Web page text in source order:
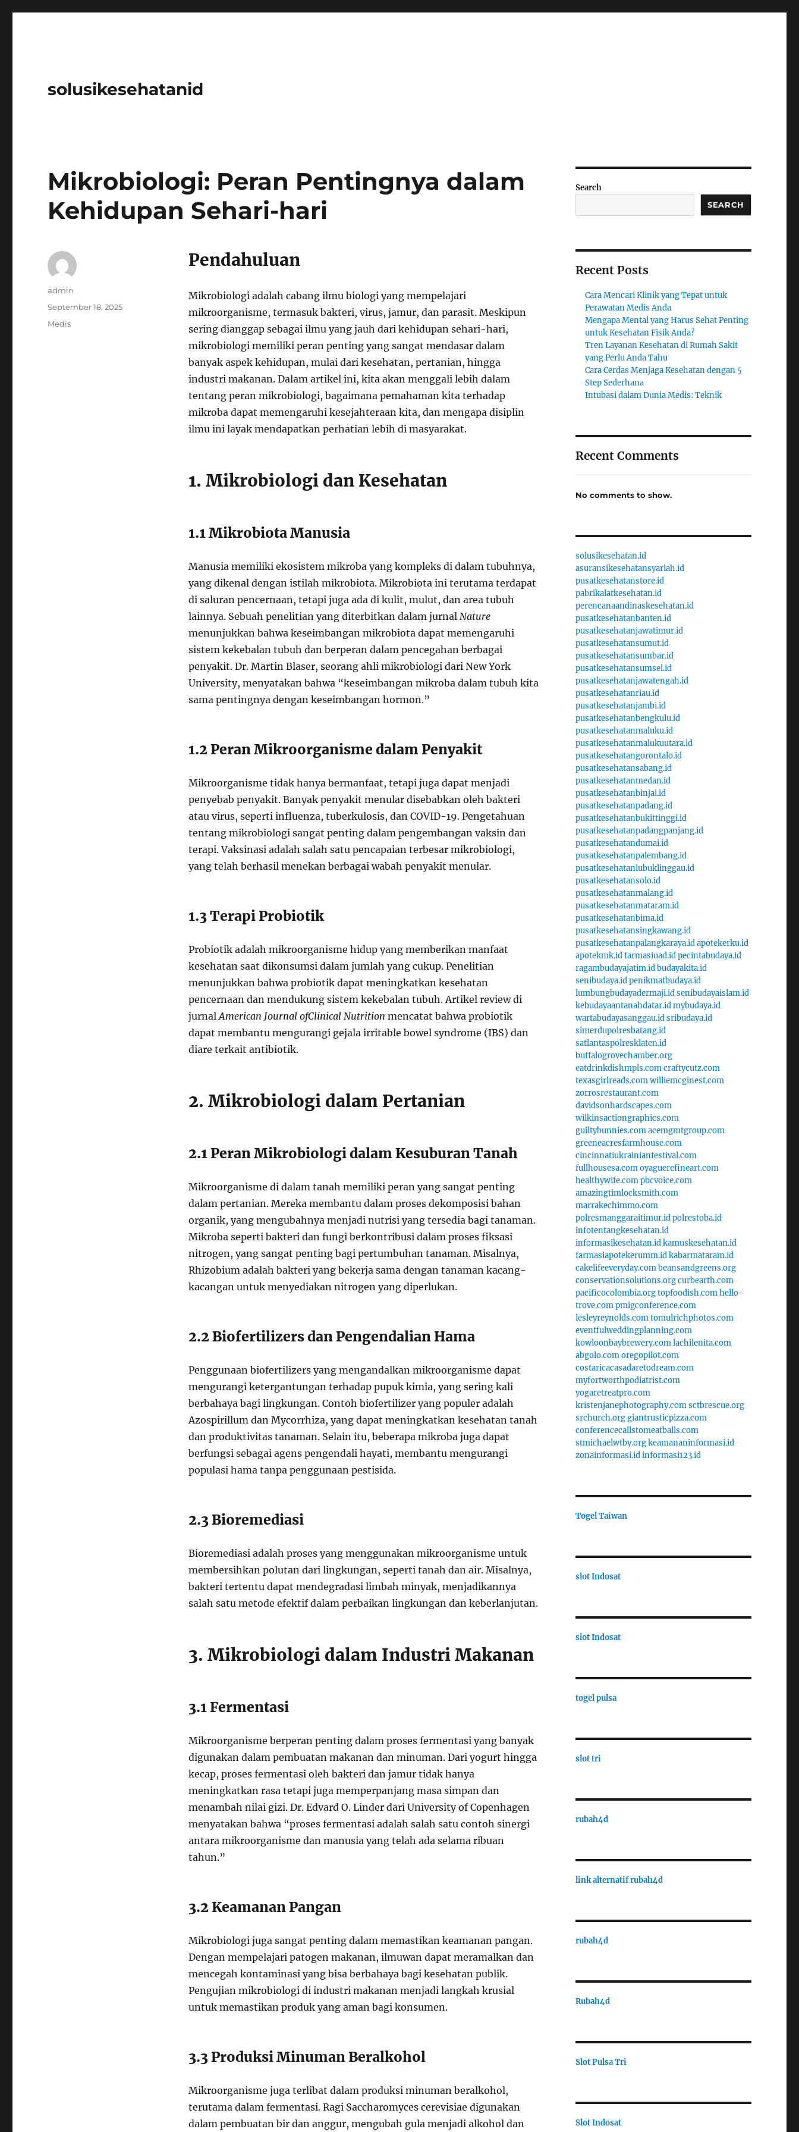
solusikesehatanid
Mikrobiologi: Peran Pentingnya dalam
Kehidupan Sehari-hari
Pendahuluan
Mikrobiologi adalah cabang ilmu biologi yang mempelajari
mikroorganisme, termasuk bakteri, virus, jamur, dan parasit. Meskipun
sering dianggap sebagai ilmu yang jauh dari kehidupan sehari-hari,
mikrobiologi memiliki peran penting yang sangat mendasar dalam
banyak aspek kehidupan, mulai dari kesehatan, pertanian, hingga
industri makanan. Dalam artikel ini, kita akan menggali lebih dalam
tentang peran mikrobiologi, bagaimana pemahaman kita terhadap
mikroba dapat memengaruhi kesejahteraan kita, dan mengapa disiplin
ilmu ini layak mendapatkan perhatian lebih di masyarakat.
1. Mikrobiologi dan Kesehatan
1.1 Mikrobiota Manusia
Manusia memiliki ekosistem mikroba yang kompleks di dalam tubuhnya,
yang dikenal dengan istilah mikrobiota. Mikrobiota ini terutama terdapat
di saluran pencernaan, tetapi juga ada di kulit, mulut, dan area tubuh
lainnya. Sebuah penelitian yang diterbitkan dalam jurnal Nature
menunjukkan bahwa keseimbangan mikrobiota dapat memengaruhi
sistem kekebalan tubuh dan berperan dalam pencegahan berbagai
penyakit. Dr. Martin Blaser, seorang ahli mikrobiologi dari New York
University, menyatakan bahwa “keseimbangan mikroba dalam tubuh kita
sama pentingnya dengan keseimbangan hormon.”
1.2 Peran Mikroorganisme dalam Penyakit
Mikroorganisme tidak hanya bermanfaat, tetapi juga dapat menjadi
penyebab penyakit. Banyak penyakit menular disebabkan oleh bakteri
atau virus, seperti influenza, tuberkulosis, dan COVID-19. Pengetahuan
tentang mikrobiologi sangat penting dalam pengembangan vaksin dan
terapi. Vaksinasi adalah salah satu pencapaian terbesar mikrobiologi,
yang telah berhasil menekan berbagai wabah penyakit menular.
1.3 Terapi Probiotik
Probiotik adalah mikroorganisme hidup yang memberikan manfaat
kesehatan saat dikonsumsi dalam jumlah yang cukup. Penelitian
menunjukkan bahwa probiotik dapat meningkatkan kesehatan
pencernaan dan mendukung sistem kekebalan tubuh. Artikel review di
jurnalAmerican Journal ofClinical Nutrition mencatat bahwa probiotik
dapat membantu mengurangi gejala irritable bowel syndrome (IBS) dan
diare terkait antibiotik.
2. Mikrobiologi dalam Pertanian
2.1 Peran Mikrobiologi dalam Kesuburan Tanah
Mikroorganisme di dalam tanah memiliki peran yang sangat penting
dalam pertanian. Mereka membantu dalam proses dekomposisi bahan
organik, yang mengubahnya menjadi nutrisi yang tersedia bagi tanaman.
Mikroba seperti bakteri dan fungi berkontribusi dalam proses fiksasi
nitrogen, yang sangat penting bagi pertumbuhan tanaman. Misalnya,
Rhizobium adalah bakteri yang bekerja sama dengan tanaman kacang-
kacangan untuk menyediakan nitrogen yang diperlukan.
2.2 Biofertilizers dan Pengendalian Hama
Penggunaan biofertilizers yang mengandalkan mikroorganisme dapat
mengurangi ketergantungan terhadap pupuk kimia, yang sering kali
berbahaya bagi lingkungan. Contoh biofertilizer yang populer adalah
Azospirillum dan Mycorrhiza, yang dapat meningkatkan kesehatan tanah
dan produktivitas tanaman. Selain itu, beberapa mikroba juga dapat
berfungsi sebagai agens pengendali hayati, membantu mengurangi
populasi hama tanpa penggunaan pestisida.
2.3 Bioremediasi
Bioremediasi adalah proses yang menggunakan mikroorganisme untuk
membersihkan polutan dari lingkungan, seperti tanah dan air. Misalnya,
bakteri tertentu dapat mendegradasi limbah minyak, menjadikannya
salah satu metode efektif dalam perbaikan lingkungan dan keberlanjutan.
3. Mikrobiologi dalam Industri Makanan
3.1 Fermentasi
Mikroorganisme berperan penting dalam proses fermentasi yang banyak
digunakan dalam pembuatan makanan dan minuman. Dari yogurt hingga
kecap, proses fermentasi oleh bakteri dan jamur tidak hanya
meningkatkan rasa tetapi juga memperpanjang masa simpan dan
menambah nilai gizi. Dr. Edvard O. Linder dari University of Copenhagen
menyatakan bahwa “proses fermentasi adalah salah satu contoh sinergi
antara mikroorganisme dan manusia yang telah ada selama ribuan
tahun.”
3.2 Keamanan Pangan
Mikrobiologi juga sangat penting dalam memastikan keamanan pangan.
Dengan mempelajari patogen makanan, ilmuwan dapat meramalkan dan
mencegah kontaminasi yang bisa berbahaya bagi kesehatan publik.
Pengujian mikrobiologi di industri makanan menjadi langkah krusial
untuk memastikan produk yang aman bagi konsumen.
3.3 Produksi Minuman Beralkohol
Mikroorganisme juga terlibat dalam produksi minuman beralkohol,
terutama dalam fermentasi. Ragi Saccharomyces cerevisiae digunakan
dalam pembuatan bir dan anggur, mengubah gula menjadi alkohol dan
Author
admin
Posted
September 18, 2025
Categories
Medis
Search
SEARCH
Recent Posts
Cara Mencari Klinik yang Tepat untuk
Perawatan Medis Anda
Mengapa Mental yang Harus Sehat Penting
untuk Kesehatan Fisik Anda?
Tren Layanan Kesehatan di Rumah Sakit
yang Perlu Anda Tahu
Cara Cerdas Menjaga Kesehatan dengan 5
Step Sederhana
Intubasi dalam Dunia Medis: Teknik
Recent Comments
No comments to show.
solusikesehatan.id
asuransikesehatansyariah.id
pusatkesehatanstore.id
pabrikalatkesehatan.id
perencanaandinaskesehatan.id
pusatkesehatanbanten.id
pusatkesehatanjawatimur.id
pusatkesehatansumut.id
pusatkesehatansumbar.id
pusatkesehatansumsel.id
pusatkesehatanjawatengah.id
pusatkesehatanriau.id
pusatkesehatanjambi.id
pusatkesehatanbengkulu.id
pusatkesehatanmaluku.id
pusatkesehatanmalukuutara.id
pusatkesehatangorontalo.id
pusatkesehatansabang.id
pusatkesehatanmedan.id
pusatkesehatanbinjai.id
pusatkesehatanpadang.id
pusatkesehatanbukittinggi.id
pusatkesehatanpadangpanjang.id
pusatkesehatandumai.id
pusatkesehatanpalembang.id
pusatkesehatanlubuklinggau.id
pusatkesehatansolo.id
pusatkesehatanmalang.id
pusatkesehatanmataram.id
pusatkesehatanbima.id
pusatkesehatansingkawang.id
pusatkesehatanpalangkaraya.idapotekerku.id
apotekmk.idfarmasiuad.idpecintabudaya.id
ragambudayajatim.idbudayakita.id
senibudaya.idpenikmatbudaya.id
lumbungbudayadermaji.idsenibudayaislam.id
kebudayaantanahdatar.idmybudaya.id
wartabudayasanggau.idsribudaya.id
simerdupolresbatang.id
satlantaspolresklaten.id
buffalogrovechamber.org
eatdrinkdishmpls.comcraftycutz.com
texasgirlreads.comwilliemcginest.com
zorrosrestaurant.com
davidsonhardscapes.com
wilkinsactiongraphics.com
guiltybunnies.comacemgmtgroup.com
greeneacresfarmhouse.com
cincinnatiukrainianfestival.com
fullhousesa.comoyaguerefineart.com
healthywife.compbcvoice.com
amazingtimlocksmith.com
marrakechimmo.com
polresmanggaraitimur.idpolrestoba.id
infotentangkesehatan.id
informasikesehatan.idkamuskesehatan.id
farmasiapotekerumm.idkabarmataram.id
cakelifeeveryday.combeansandgreens.org
conservationsolutions.orgcurbearth.com
pacificocolombia.orgtopfoodish.comhello-
trove.compmigconference.com
lesleyreynolds.comtomulrichphotos.com
eventfulweddingplanning.com
kowloonbaybrewery.comlachilenita.com
abgolo.comoregopilot.com
costaricacasadaretodream.com
myfortworthpodiatrist.com
yogaretreatpro.com
kristenjanephotography.comsctbrescue.org
srchurch.orggiantrusticpizza.com
conferencecallstomeatballs.com
stmichaelwtby.orgkeamananinformasi.id
zonainformasi.idinformasi123.id
Togel Taiwan
slot Indosat
slot Indosat
togel pulsa
slot tri
rubah4d
link alternatif rubah4d
rubah4d
Rubah4d
Slot Pulsa Tri
Slot Indosat